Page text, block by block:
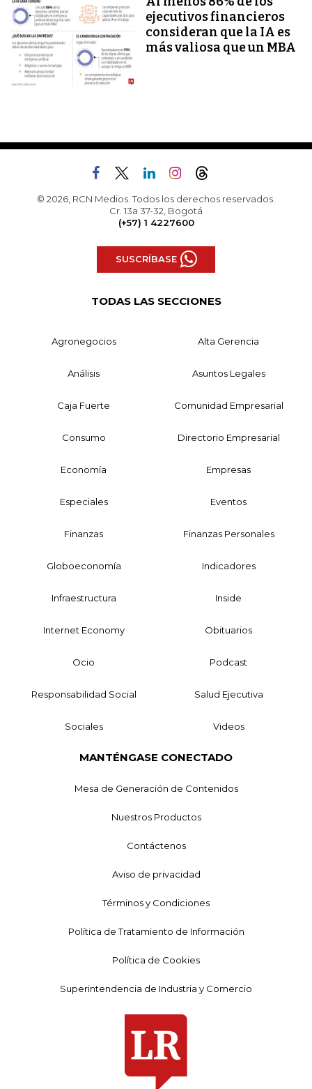
ejecutivos financieros
consideran que la IA es
más valiosa que un MBA
© 2026, RCN Medios. Todos los derechos reservados.
Cr. 13a 37-32, Bogotá
(+57) 1 4227600
SUSCRÍBASE
TODAS LAS SECCIONES
Agronegocios Alta Gerencia
Análisis Asuntos Legales
Caja Fuerte Comunidad Empresarial
Consumo Directorio Empresarial
Economía Empresas
Especiales Eventos
Finanzas Finanzas Personales
Globoeconomía Indicadores
Infraestructura Inside
Internet Economy Obituarios
Ocio Podcast
Responsabilidad Social Salud Ejecutiva
Sociales Videos
MANTÉNGASE CONECTADO
Mesa de Generación de Contenidos
Nuestros Productos
Contáctenos
Aviso de privacidad
Términos y Condiciones
Política de Tratamiento de Información
Política de Cookies
Superintendencia de Industria y Comercio